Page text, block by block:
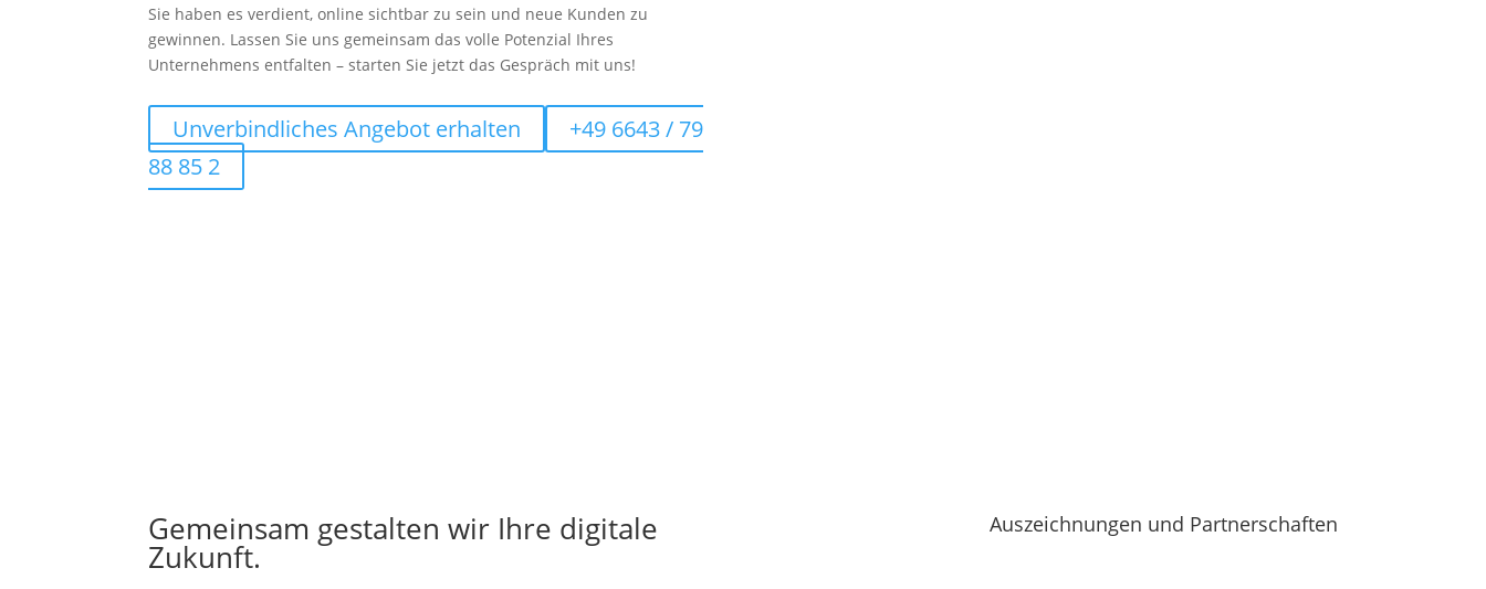
Sie haben es verdient, online sichtbar zu sein und neue Kunden zu
gewinnen. Lassen Sie uns gemeinsam das volle Potenzial Ihres
Unternehmens entfalten – starten Sie jetzt das Gespräch mit uns!
Unverbindliches Angebot erhalten
+49 6643 / 79
88 85 2
Gemeinsam gestalten wir Ihre digitale
Zukunft.
Auszeichnungen und Partnerschaften